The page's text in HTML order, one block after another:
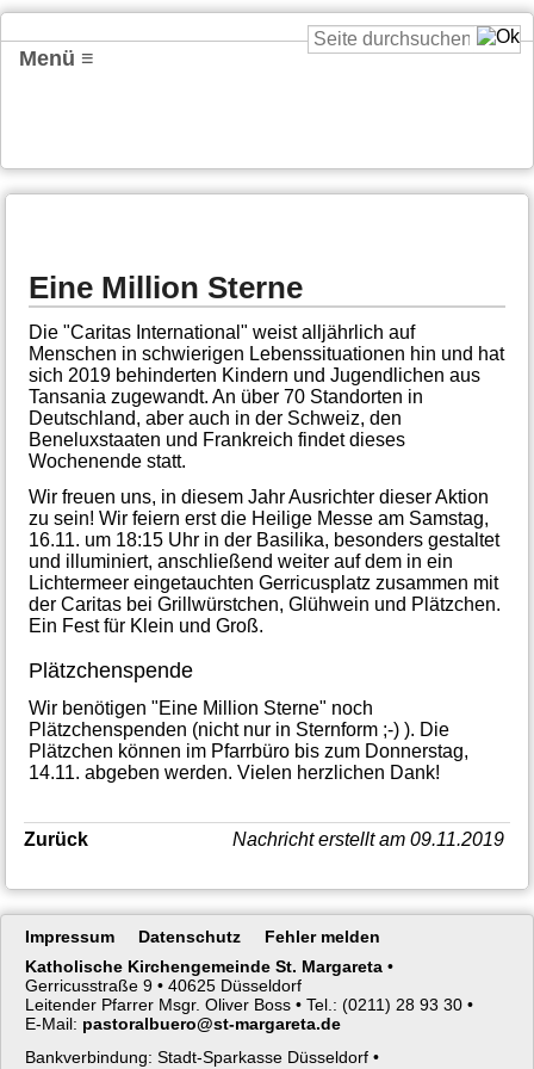
Menü ≡
Eine Million Sterne
Die "Caritas International" weist alljährlich auf
Menschen in schwierigen Lebenssituationen hin und hat
sich 2019 behinderten Kindern und Jugendlichen aus
Tansania zugewandt. An über 70 Standorten in
Deutschland, aber auch in der Schweiz, den
Beneluxstaaten und Frankreich findet dieses
Wochenende statt.
Wir freuen uns, in diesem Jahr Ausrichter dieser Aktion
zu sein! Wir feiern erst die Heilige Messe am Samstag,
16.11. um 18:15 Uhr in der Basilika, besonders gestaltet
und illuminiert, anschließend weiter auf dem in ein
Lichtermeer eingetauchten Gerricusplatz zusammen mit
der Caritas bei Grillwürstchen, Glühwein und Plätzchen.
Ein Fest für Klein und Groß.
Plätzchenspende
Wir benötigen "Eine Million Sterne" noch
Plätzchenspenden (nicht nur in Sternform ;-) ). Die
Plätzchen können im Pfarrbüro bis zum Donnerstag,
14.11. abgeben werden. Vielen herzlichen Dank!
Nachricht erstellt am 09.11.2019
Zurück
Navigation
Impressum Datenschutz
Fehler melden
Katholische Kirchengemeinde St. Margareta •
Gerricusstraße 9 • 40625 Düsseldorf
Leitender Pfarrer Msgr. Oliver Boss • Tel.: (0211) 28 93 30 •
E-Mail: pastoralbuero@st-margareta.de
Bankverbindung: Stadt-Sparkasse Düsseldorf •